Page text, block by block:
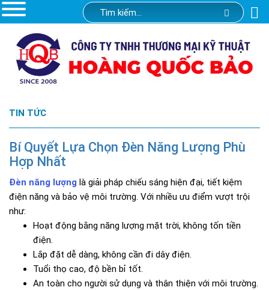
TIN TỨC
Bí Quyết Lựa Chọn Đèn Năng Lượng Phù
Hợp Nhất
Đèn năng lượng là giải pháp chiếu sáng hiện đại, tiết kiệm
điện năng và bảo vệ môi trường. Với nhiều ưu điểm vượt trội
như:
Hoạt động bằng năng lượng mặt trời, không tốn tiền
điện.
Lắp đặt dễ dàng, không cần đi dây điện.
Tuổi thọ cao, độ bền bỉ tốt.
An toàn cho người sử dụng và thân thiện với môi trường.